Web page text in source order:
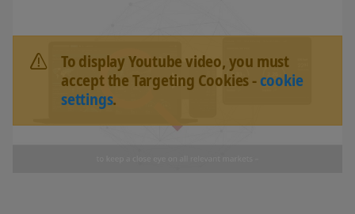
To display Youtube video, you must
accept the Targeting Cookies -cookie
settings.